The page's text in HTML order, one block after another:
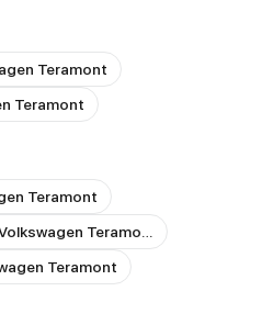
Teramont
Teramont
Teramont
Объем топливного бака Volkswagen Teramont
Teramont